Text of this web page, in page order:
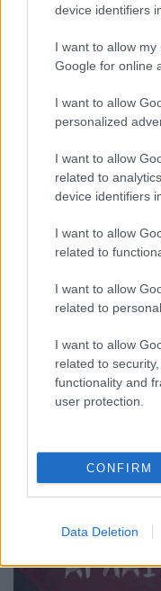
device identifiers
I want to allow
Google for online
I want to allow
personalized
I want to allow
related to
device identifiers
I want to allow
related to
I want to allow
related to
I want to allow
related to
functionality and
user protection.
CONFIRM
Data Deletion
στις/στους
αφήνει πίσω
λόγω
γκασταρμπάιτερ
θεσμοθετημένος
της διγλωσσίας
Τελικώς, τα
έδωσαν
εκπαίδευση και
ορίζοντες, ενώ
κωδίκων από
περιβάλλοντα
Αυτά τα
του ΕΚΠΑ που
είναι παιδιά